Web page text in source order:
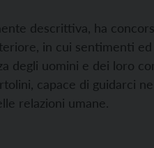
descrittiva, ha
in cui sentimenti
degli uomini e dei loro
capace di guidarci
relazioni umane.